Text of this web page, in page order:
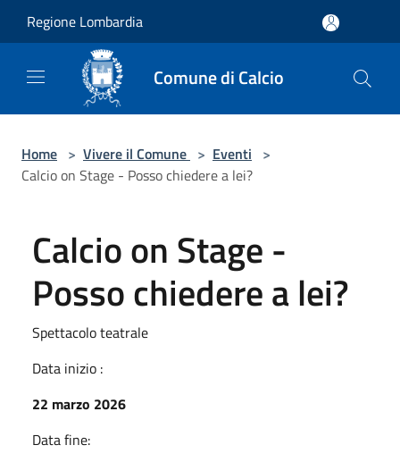
Regione Lombardia
Comune di Calcio
Home > Vivere il Comune > Eventi >
Calcio on Stage - Posso chiedere a lei?
Calcio on Stage -
Posso chiedere a lei?
Spettacolo teatrale
Data inizio :
22 marzo 2026
Data fine: